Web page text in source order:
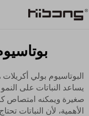
البوتاسيوم بولي
يساعد النباتات على
صغيرة ويمكنه امتصاص
الأهمية، لأن النباتات